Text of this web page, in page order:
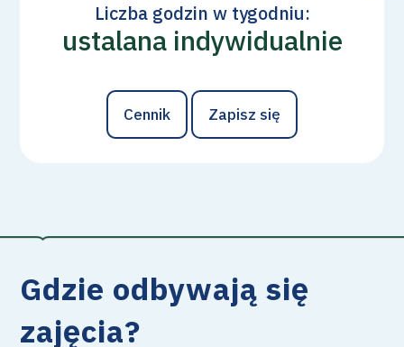
Liczba godzin w tygodniu:
ustalana indywidualnie
Cennik Zapisz się
Gdzie odbywają się
zajęcia?